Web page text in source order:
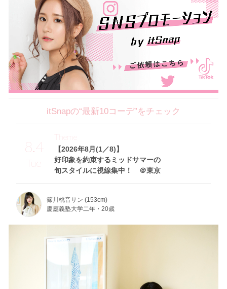
itSnapの“最新10コーデ”をチェック
8.4
Tue
【2026年8月(1／8)】
好印象を約束するミッドサマーの
旬スタイルに視線集中！ ＠東京
Theme
篠川桃音サン (153cm)
慶應義塾大学二年・20歳